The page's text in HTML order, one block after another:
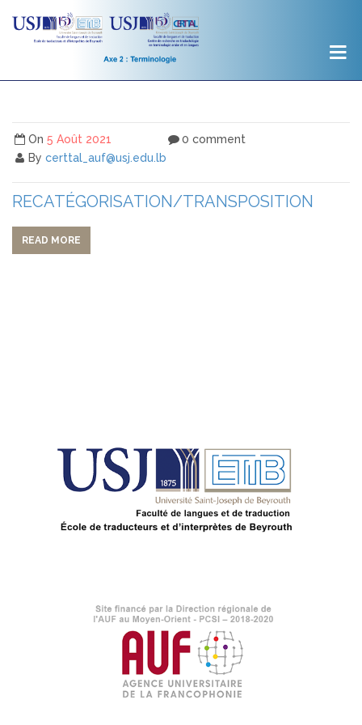
On 5 Août 2021
By certtal_auf@usj.edu.lb
0 comment
RECATÉGORISATION/TRANSPOSITION
READ MORE